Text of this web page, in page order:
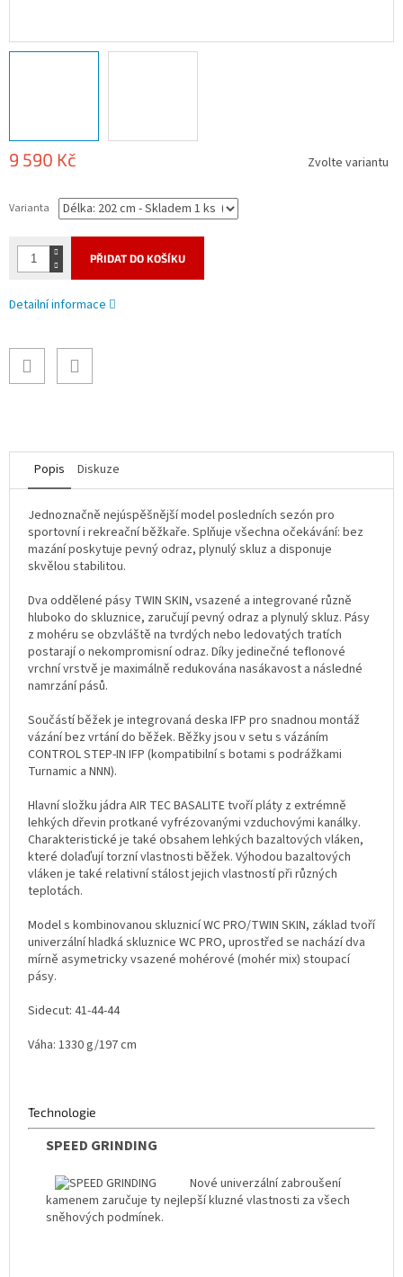
9 590 Kč
cena:
Zvolte variantu
Varianta
PŘIDAT DO KOŠÍKU
Detailní informace
Popis Diskuze
Jednoznačně nejúspěšnější model posledních sezón pro
sportovní i rekreační běžkaře. Splňuje všechna očekávání: bez
mazání poskytuje pevný odraz, plynulý skluz a disponuje
skvělou stabilitou.
Dva oddělené pásy TWIN SKIN, vsazené a integrované různě
hluboko do skluznice, zaručují pevný odraz a plynulý skluz. Pásy
z mohéru se obzvláště na tvrdých nebo ledovatých tratích
postarají o nekompromisní odraz. Díky jedinečné teflonové
vrchní vrstvě je maximálně redukována nasákavost a následné
namrzání pásů.
Součástí běžek je integrovaná deska IFP pro snadnou montáž
vázání bez vrtání do běžek. Běžky jsou v setu s vázáním
CONTROL STEP-IN IFP (kompatibilní s botami s podrážkami
Turnamic a NNN).
Hlavní složku jádra AIR TEC BASALITE tvoří pláty z extrémně
lehkých dřevin protkané vyfrézovanými vzduchovými kanálky.
Charakteristické je také obsahem lehkých bazaltových vláken,
které dolaďují torzní vlastnosti běžek. Výhodou bazaltových
vláken je také relativní stálost jejich vlastností při různých
teplotách.
Model s kombinovanou skluznicí WC PRO/TWIN SKIN, základ tvoří
univerzální hladká skluznice WC PRO, uprostřed se nachází dva
mírně asymetricky vsazené mohérové (mohér mix) stoupací
pásy.
Sidecut: 41-44-44
Váha: 1330 g/197 cm
Technologie
SPEED GRINDING
Nové univerzální zabroušení
kamenem zaručuje ty nejlepší kluzné vlastnosti za všech
sněhových podmínek.